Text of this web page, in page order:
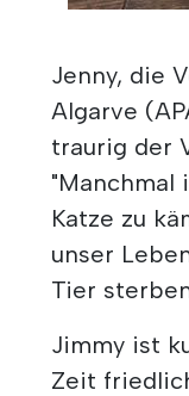
Jenny, die
Algarve
traurig der
"Manchmal
Katze zu
unser
Tier
Jimmy ist
Zeit